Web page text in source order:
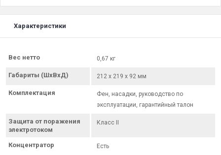
Характеристики
Вес нетто 0,67 кг
Габариты (ШхВхД) 212 х 219 х 92 мм
Комплектация
Фен, насадки, руководство по
эксплуатации, гарантийный талон
Защита от поражения
электротоком
Класс II
Концентратор Есть